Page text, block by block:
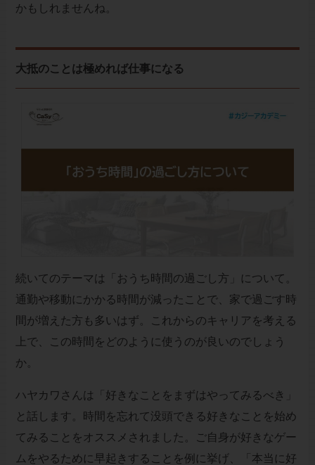
かもしれませんね。
大抵のことは極めれば仕事になる
続いてのテーマは「おうち時間の過ごし方」について。
通勤や移動にかかる時間が減ったことで、家で過ごす時
間が増えた方も多いはず。これからのキャリアを考える
上で、この時間をどのように使うのが良いのでしょう
か。
ハヤカワさんは「好きなことをまずはやってみるべき」
と話します。時間を忘れて没頭できる好きなことを始め
てみることをオススメされました。ご自身が好きなゲー
ムをやるために早起きすることを例に挙げ、「本当に好